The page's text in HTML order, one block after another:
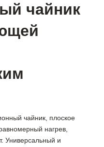
чайник
чайник, плоское
нагрев,
Универсальный и